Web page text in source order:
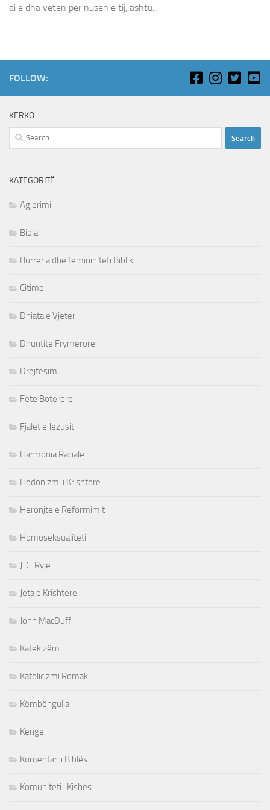
ai e dha veten për nusen e tij, ashtu...
FOLLOW:
KËRKO
Search
for:
KATEGORITË
Agjërimi
Bibla
Burreria dhe femininiteti Biblik
Citime
Dhiata e Vjeter
Dhuntitë Frymërore
Drejtësimi
Fete Boterore
Fjalet e Jezusit
Harmonia Raciale
Hedonizmi i Krishtere
Heronjte e Reformimit
Homoseksualiteti
J. C. Ryle
Jeta e Krishtere
John MacDuff
Katekizëm
Katolicizmi Romak
Këmbëngulja
Këngë
Komentari i Biblës
Komuniteti i Kishës